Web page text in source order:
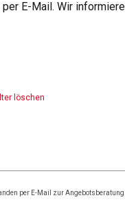
E-Mail. Wir
löschen
per E-Mail zur